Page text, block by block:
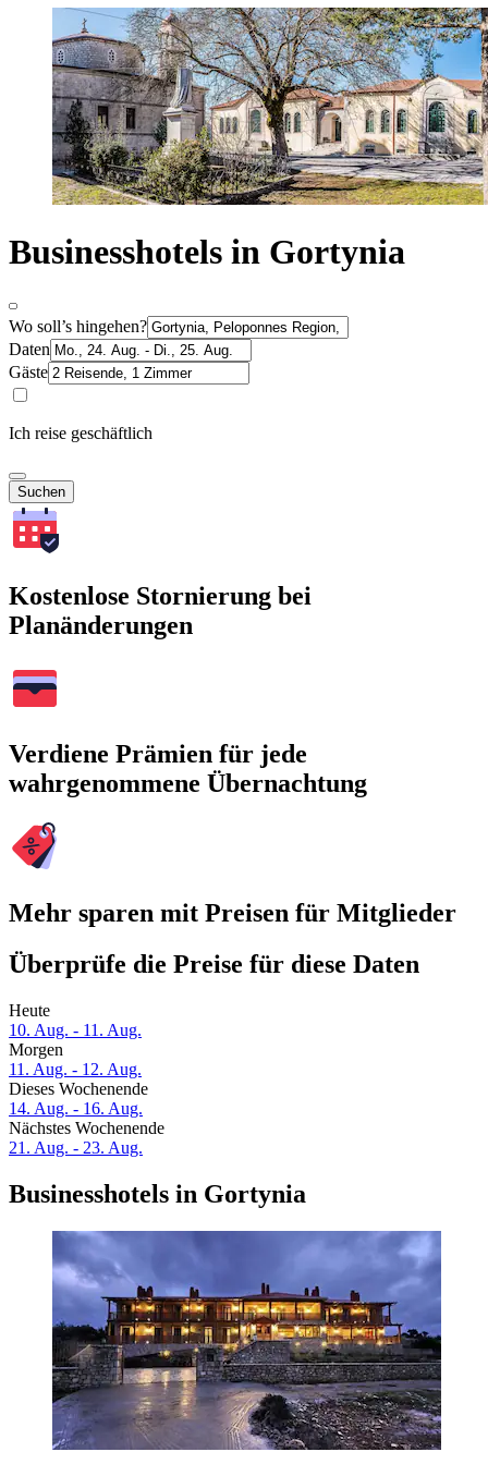
Businesshotels in Gortynia
Wo soll’s hingehen?
Daten
Gäste
Ich reise geschäftlich
Suchen
Kostenlose Stornierung bei
Planänderungen
Verdiene Prämien für jede
wahrgenommene Übernachtung
Mehr sparen mit Preisen für Mitglieder
Überprüfe die Preise für diese Daten
Heute
10. Aug. - 11. Aug.
Morgen
11. Aug. - 12. Aug.
Dieses Wochenende
14. Aug. - 16. Aug.
Nächstes Wochenende
21. Aug. - 23. Aug.
Businesshotels in Gortynia